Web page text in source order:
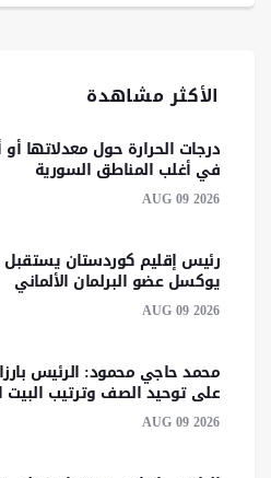
الأكثر مشاهدة
درجات الحرارة حول معدلاتها
في أغلب المناطق السورية
AUG 09 2026
رئيس إقليم كوردستان يستقبل
يوكسل عضو البرلمان الألماني
AUG 09 2026
محمد حاجي محمود: الرئيس
على توحيد الصف وترتيب البيت
AUG 09 2026